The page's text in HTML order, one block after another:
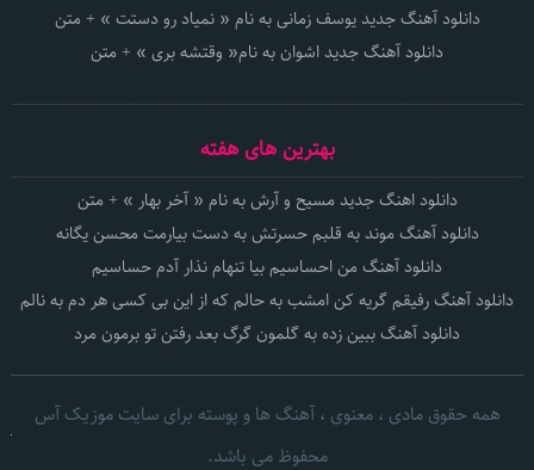
دانلود آهنگ جدید یوسف زمانی به نام « نمیاد رو دستت » + متن
دانلود آهنگ جدید اشوان به نام« وقتشه بری » + متن
بهترین های هفته
دانلود اهنگ جدید مسیح و آرش به نام « آخر بهار » + متن
دانلود آهنگ موند به قلبم حسرتش به دست بیارمت محسن یگانه
دانلود آهنگ من احساسیم بیا تنهام نذار آدم حساسیم
دانلود آهنگ رفیقم گریه کن امشب به حالم که از این بی کسی هر دم به نالم
دانلود آهنگ ببین زده به گلمون گرگ بعد رفتن تو برمون مرد
همه حقوق مادی ، معنوی ، آهنگ ها و پوسته برای سایت موزیک آس
محفوظ می باشد.